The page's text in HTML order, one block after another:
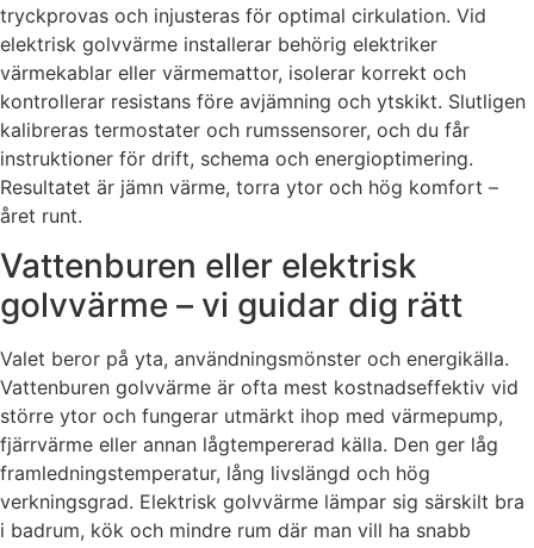
tryckprovas och injusteras för optimal cirkulation. Vid
elektrisk golvvärme installerar behörig elektriker
värmekablar eller värmemattor, isolerar korrekt och
kontrollerar resistans före avjämning och ytskikt. Slutligen
kalibreras termostater och rumssensorer, och du får
instruktioner för drift, schema och energioptimering.
Resultatet är jämn värme, torra ytor och hög komfort –
året runt.
Vattenburen eller elektrisk
golvvärme – vi guidar dig rätt
Valet beror på yta, användningsmönster och energikälla.
Vattenburen golvvärme är ofta mest kostnadseffektiv vid
större ytor och fungerar utmärkt ihop med värmepump,
fjärrvärme eller annan lågtempererad källa. Den ger låg
framledningstemperatur, lång livslängd och hög
verkningsgrad. Elektrisk golvvärme lämpar sig särskilt bra
i badrum, kök och mindre rum där man vill ha snabb